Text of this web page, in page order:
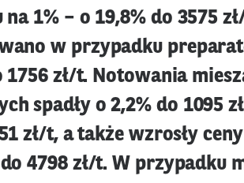
1% – o 19,8% do 3575
w przypadku
1756 zł/t. Notowania
spadły o 2,2% do 1095
zł/t, a także wzrosły
4798 zł/t. W przypadku